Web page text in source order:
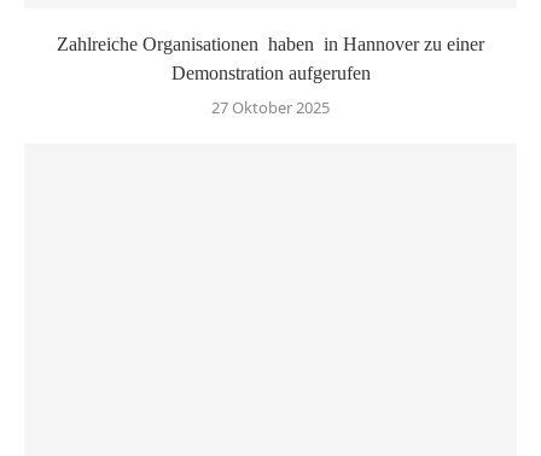
Zahlreiche Organisationen haben in Hannover zu einer
Demonstration aufgerufen
27 Oktober 2025